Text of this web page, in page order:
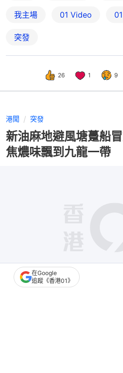
我主場 01 Video
突發
26 1 9
港聞 突發
新油麻地避風塘躉船
焦燶味飄到九龍一帶
在Google
追蹤《香港01》